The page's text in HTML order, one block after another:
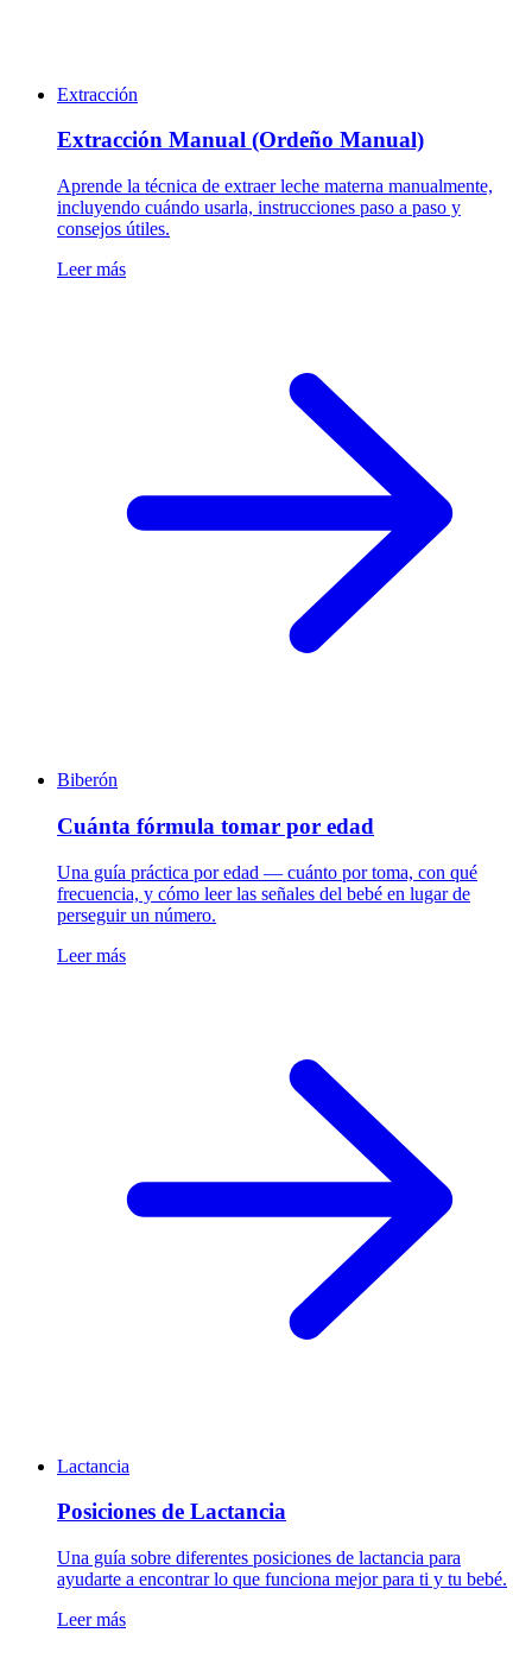
Extracción
Extracción Manual (Ordeño Manual)
Aprende la técnica de extraer leche materna manualmente,
incluyendo cuándo usarla, instrucciones paso a paso y
consejos útiles.
Leer más
Biberón
Cuánta fórmula tomar por edad
Una guía práctica por edad — cuánto por toma, con qué
frecuencia, y cómo leer las señales del bebé en lugar de
perseguir un número.
Leer más
Lactancia
Posiciones de Lactancia
Una guía sobre diferentes posiciones de lactancia para
ayudarte a encontrar lo que funciona mejor para ti y tu bebé.
Leer más